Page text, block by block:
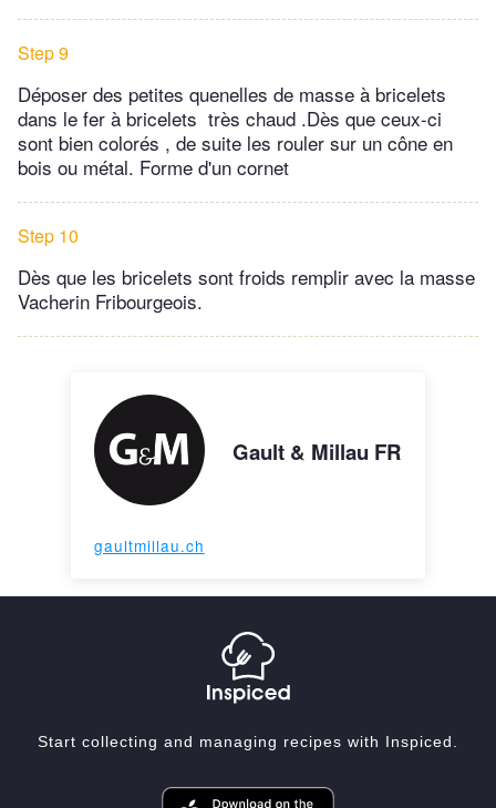
Step 9
Déposer des petites quenelles de masse à bricelets
dans le fer à bricelets très chaud .Dès que ceux-ci
sont bien colorés , de suite les rouler sur un cône en
bois ou métal. Forme d'un cornet
Step 10
Dès que les bricelets sont froids remplir avec la masse
Vacherin Fribourgeois.
Gault & Millau FR
gaultmillau.ch
Start collecting and managing recipes with Inspiced.